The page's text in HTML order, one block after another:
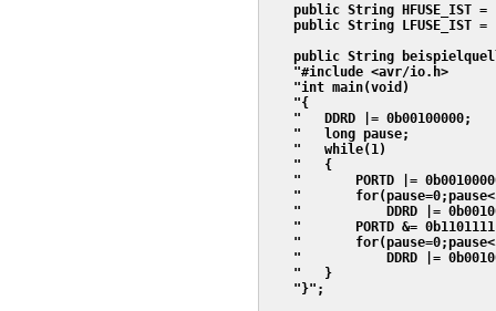
public String HFUSE_IST =
public String LFUSE_IST =
public String
"#include <avr/io.h>
"int main(void)
"{
"   DDRD |= 0b00100000;
"   long pause;
"   while(1)
"   {
"       PORTD |=
"
"           DDRD |=
"       PORTD &=
"
"           DDRD |=
"   }
    "}";